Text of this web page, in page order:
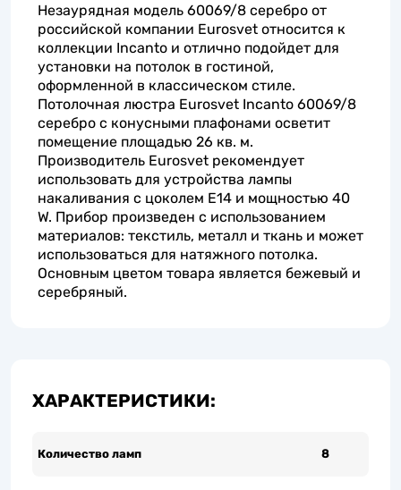
Незаурядная модель 60069/8 серебро от
российской компании Eurosvet относится к
коллекции Incanto и отлично подойдет для
установки на потолок в гостиной,
оформленной в классическом стиле.
Потолочная люстра Eurosvet Incanto 60069/8
серебро с конусными плафонами осветит
помещение площадью 26 кв. м.
Производитель Eurosvet рекомендует
использовать для устройства лампы
накаливания с цоколем E14 и мощностью 40
W. Прибор произведен с использованием
материалов: текстиль, металл и ткань и может
использоваться для натяжного потолка.
Основным цветом товара является бежевый и
серебряный.
ХАРАКТЕРИСТИКИ:
Количество ламп 8